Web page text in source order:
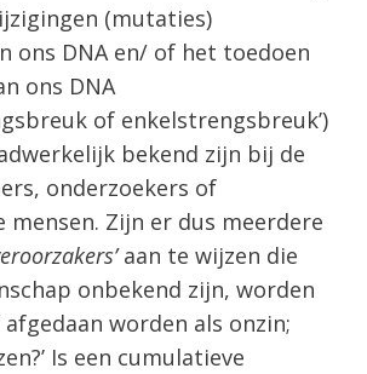
(mutaties)
ons DNA en/ of het toedoen
ons DNA
of enkelstrengsbreuk’)
bekend zijn bij de
onderzoekers of
mensen. Zijn er dus meerdere
aan te wijzen die
onbekend zijn, worden
worden als onzin;
Is een cumulatieve